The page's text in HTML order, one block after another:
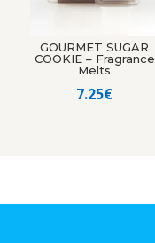
GOURMET SUGAR
COOKIE – Fragrance
Melts
7.25€